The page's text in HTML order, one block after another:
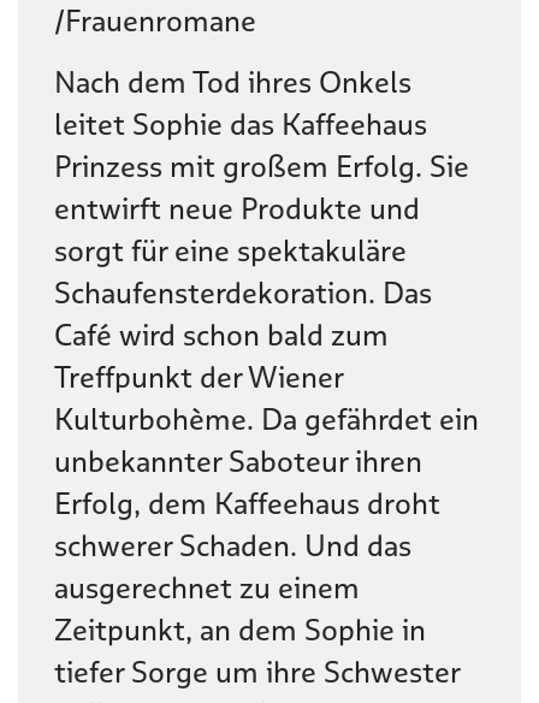
/Frauenromane
Nach dem Tod ihres Onkels
leitet Sophie das Kaffeehaus
Prinzess mit großem Erfolg. Sie
entwirft neue Produkte und
sorgt für eine spektakuläre
Schaufensterdekoration. Das
Café wird schon bald zum
Treffpunkt der Wiener
Kulturbohème. Da gefährdet ein
unbekannter Saboteur ihren
Erfolg, dem Kaffeehaus droht
schwerer Schaden. Und das
ausgerechnet zu einem
Zeitpunkt, an dem Sophie in
tiefer Sorge um ihre Schwester